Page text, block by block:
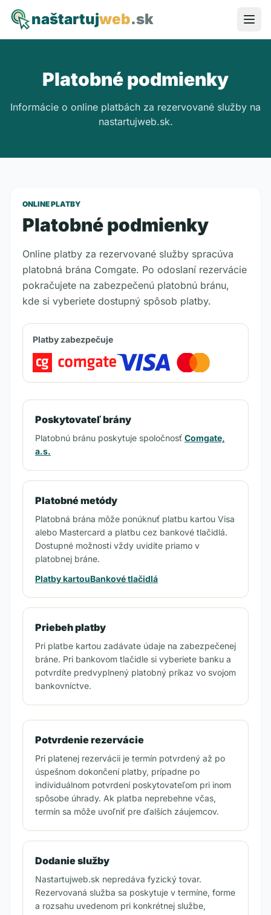
naštartujweb.sk
Platobné podmienky
Informácie o online platbách za rezervované služby na
nastartujweb.sk.
ONLINE PLATBY
Platobné podmienky
Online platby za rezervované služby spracúva
platobná brána Comgate. Po odoslaní rezervácie
pokračujete na zabezpečenú platobnú bránu,
kde si vyberiete dostupný spôsob platby.
Platby zabezpečuje
Poskytovateľ brány
Platobnú bránu poskytuje spoločnosť Comgate,
a.s.
Platobné metódy
Platobná brána môže ponúknuť platbu kartou Visa
alebo Mastercard a platbu cez bankové tlačidlá.
Dostupné možnosti vždy uvidíte priamo v
platobnej bráne.
Platby kartouBankové tlačidlá
Priebeh platby
Pri platbe kartou zadávate údaje na zabezpečenej
bráne. Pri bankovom tlačidle si vyberiete banku a
potvrdíte predvyplnený platobný príkaz vo svojom
bankovníctve.
Potvrdenie rezervácie
Pri platenej rezervácii je termín potvrdený až po
úspešnom dokončení platby, prípadne po
individuálnom potvrdení poskytovateľom pri inom
spôsobe úhrady. Ak platba neprebehne včas,
termín sa môže uvoľniť pre ďalších záujemcov.
Dodanie služby
Nastartujweb.sk nepredáva fyzický tovar.
Rezervovaná služba sa poskytuje v termíne, forme
a rozsahu uvedenom pri konkrétnej službe,